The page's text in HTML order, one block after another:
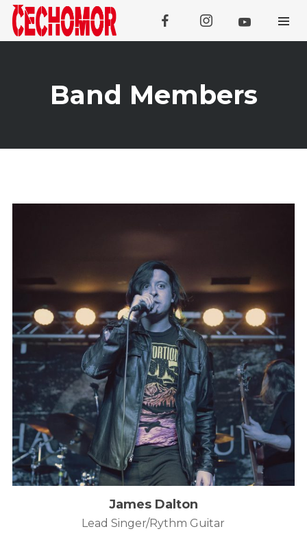
Koncerty
07
SRPEN
09 Tachov
SRPEN
13 Galanta
SRPEN
14 Lipno
Diskografie
Band Members
James Dalton
Lead Singer/Rythm Guitar